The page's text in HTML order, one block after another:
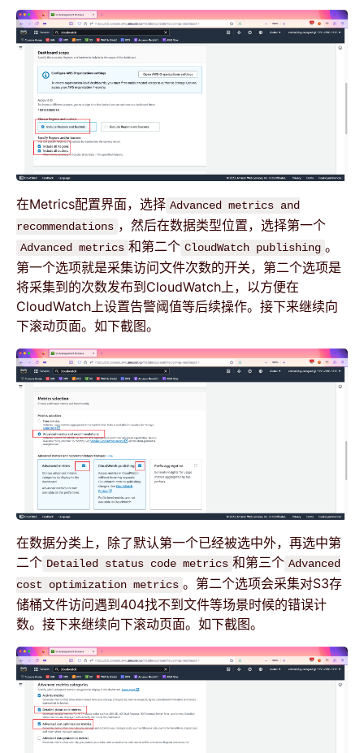
在Metrics配置界面，选择 Advanced metrics and
recommendations ，然后在数据类型位置，选择第一个
Advanced metrics 和第二个 CloudWatch publishing 。
第一个选项就是采集访问文件次数的开关，第二个选项是
将采集到的次数发布到CloudWatch上，以方便在
CloudWatch上设置告警阈值等后续操作。接下来继续向
下滚动页面。如下截图。
在数据分类上，除了默认第一个已经被选中外，再选中第
二个 Detailed status code metrics 和第三个 Advanced
cost optimization metrics 。第二个选项会采集对S3存
储桶文件访问遇到404找不到文件等场景时候的错误计
数。接下来继续向下滚动页面。如下截图。